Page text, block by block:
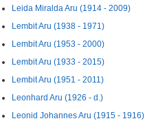
Leida Miralda Aru (1914 - 2009)
Lembit Aru (1938 - 1971)
Lembit Aru (1953 - 2000)
Lembit Aru (1933 - 2015)
Lembit Aru (1951 - 2011)
Leonhard Aru (1926 - d.)
Leonid Johannes Aru (1915 - 1916)